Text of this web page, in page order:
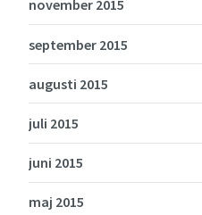
november 2015
september 2015
augusti 2015
juli 2015
juni 2015
maj 2015